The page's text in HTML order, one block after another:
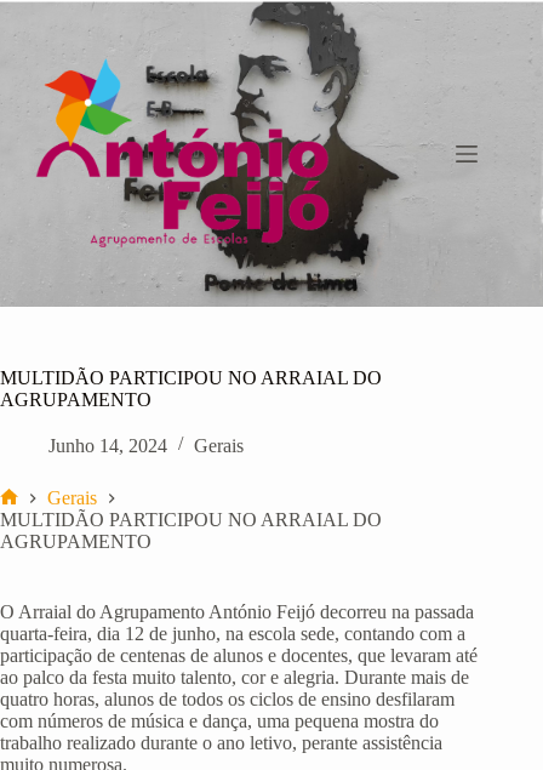
Pular
para
conteúdo
MULTIDÃO PARTICIPOU NO ARRAIAL DO
AGRUPAMENTO
Junho 14, 2024 Gerais
Início
Gerais
MULTIDÃO PARTICIPOU NO ARRAIAL DO
AGRUPAMENTO
O Arraial do Agrupamento António Feijó decorreu na passada
quarta-feira, dia 12 de junho, na escola sede, contando com a
participação de centenas de alunos e docentes, que levaram até
ao palco da festa muito talento, cor e alegria. Durante mais de
quatro horas, alunos de todos os ciclos de ensino desfilaram
com números de música e dança, uma pequena mostra do
trabalho realizado durante o ano letivo, perante assistência
muito numerosa.